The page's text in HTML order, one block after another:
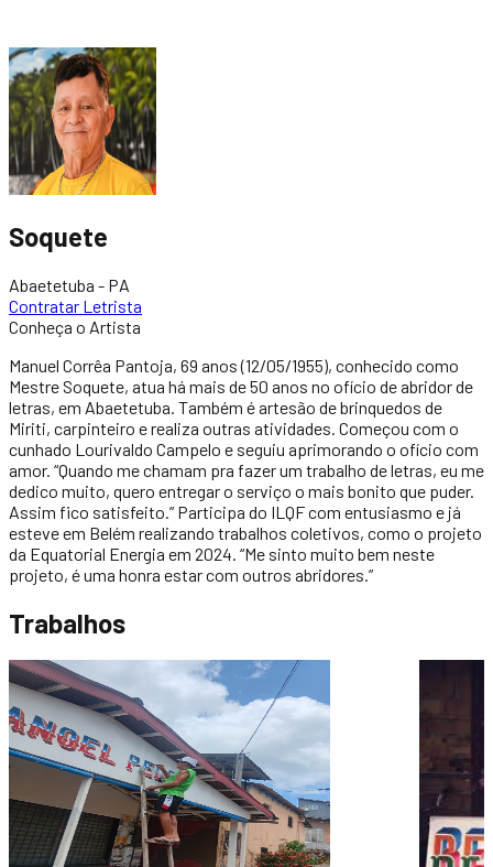
Soquete
Abaetetuba - PA
Contratar Letrista
Conheça o Artista
Manuel Corrêa Pantoja, 69 anos (12/05/1955), conhecido como
Mestre Soquete, atua há mais de 50 anos no ofício de abridor de
letras, em Abaetetuba. Também é artesão de brinquedos de
Miriti, carpinteiro e realiza outras atividades. Começou com o
cunhado Lourivaldo Campelo e seguiu aprimorando o ofício com
amor. “Quando me chamam pra fazer um trabalho de letras, eu me
dedico muito, quero entregar o serviço o mais bonito que puder.
Assim fico satisfeito.” Participa do ILQF com entusiasmo e já
esteve em Belém realizando trabalhos coletivos, como o projeto
da Equatorial Energia em 2024. “Me sinto muito bem neste
projeto, é uma honra estar com outros abridores.”
Trabalhos